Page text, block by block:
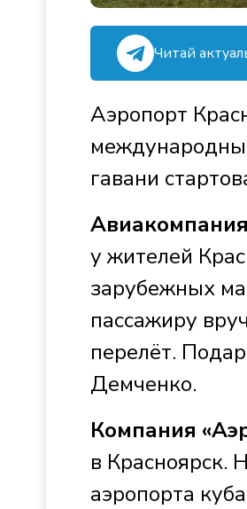
Читай
Аэропорт
гавани
у жителей
зарубежных
пассажиру
перелёт.
Демченко.
Компания
в Красноярск.
аэропорта